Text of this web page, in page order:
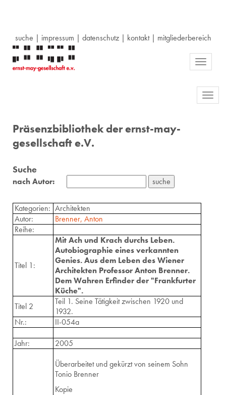
suche | impressum | datenschutz| kontakt| mitgliederbereich
Toggle
Präsenzbibliothek der ernst-may-
gesellschaft e.V.
Suche
nach Autor:
Kategorien: Architekten
Autor:
Brenner, Anton
Reihe:
Titel 1:
Mit Ach und Krach durchs Leben.
Autobiographie eines verkannten
Genies. Aus dem Leben des Wiener
Architekten Professor Anton Brenner.
Dem Wahren Erfinder der "Frankfurter
Küche".
Titel 2
Teil 1. Seine Tätigkeit zwischen 1920 und
1932.
Nr.:
II-054a
Jahr:
2005
Überarbeitet und gekürzt von seinem Sohn
Tonio Brenner
Kopie